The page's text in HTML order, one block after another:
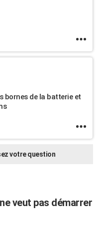
bornes de la batterie et
votre question
veut pas démarrer